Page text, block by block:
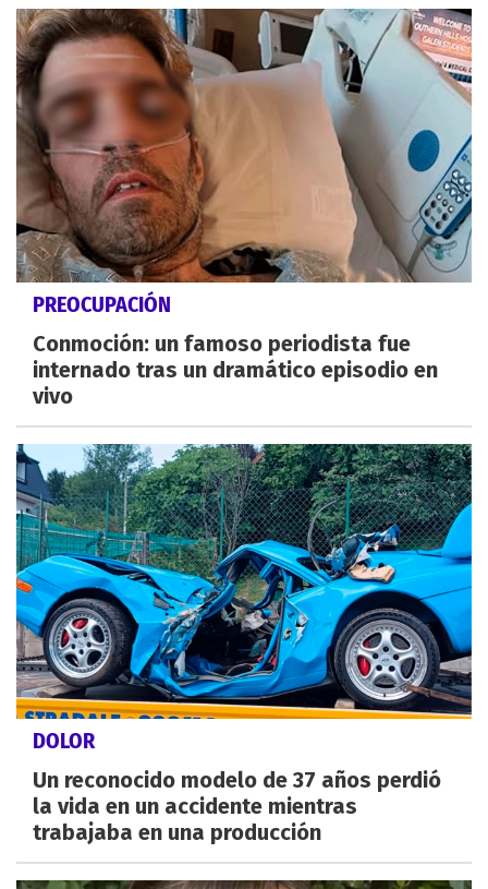
PREOCUPACIÓN
Conmoción: un famoso periodista fue
internado tras un dramático episodio en
vivo
DOLOR
Un reconocido modelo de 37 años perdió
la vida en un accidente mientras
trabajaba en una producción